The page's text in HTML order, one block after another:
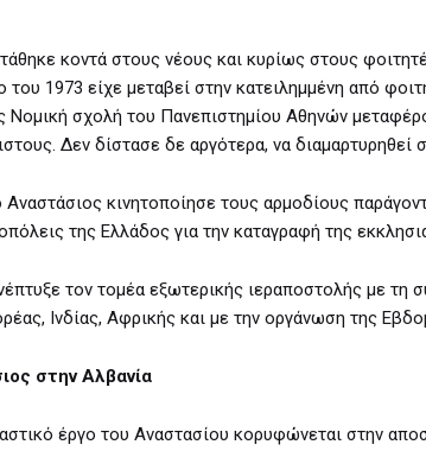
κοντά στους νέους και κυρίως στους
του 1973 είχε μεταβεί στην κατειλημμένη από
Νομική σχολή του Πανεπιστημίου Αθηνών
Δεν δίστασε δε αργότερα, να διαμαρτυρηθεί
Αναστάσιος κινητοποίησε τους αρμοδίους
της Ελλάδος για την καταγραφή της
τον τομέα εξωτερικής ιεραποστολής με
Iνδίας, Aφρικής και με την οργάνωση της
στην Αλβανία
έργο του Aναστασίου κορυφώνεται στην